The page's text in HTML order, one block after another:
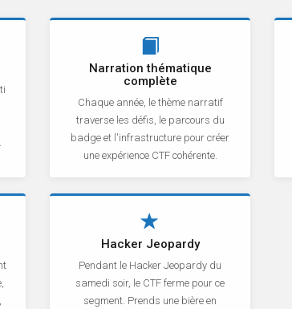
Narration thématique
complète
Chaque année, le thème narratif
traverse les défis, le parcours du
badge et l'infrastructure pour créer
une expérience CTF cohérente.
Hacker Jeopardy
Pendant le Hacker Jeopardy du
samedi soir, le CTF ferme pour ce
segment. Prends une bière en